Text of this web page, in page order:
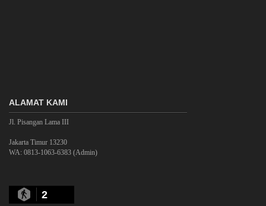
ALAMAT KAMI
Jl. Pisangan Lama III
Jakarta Timur 13230
WA: 0813-1063-6383 (Admin)
2